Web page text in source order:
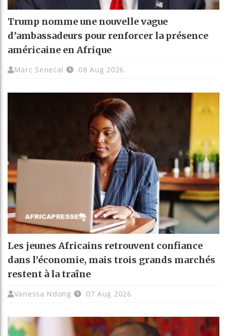
Trump nomme une nouvelle vague
d’ambassadeurs pour renforcer la présence
américaine en Afrique
Marc Senecal 08 Aug 2026
Les jeunes Africains retrouvent confiance
dans l’économie, mais trois grands marchés
restent à la traîne
Vanessa Ndong 07 Aug 2026